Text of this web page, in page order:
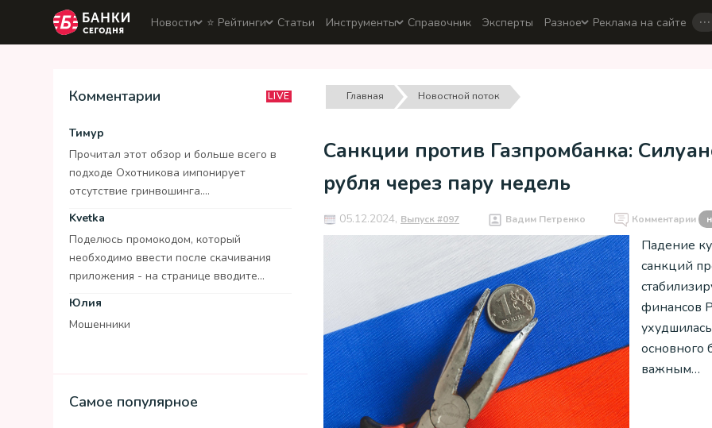
Новости ⭐️ Рейтинги Статьи Инструменты Справочник Эксперты Разное Реклама на сайте …
Комментарии LIVE
Тимур
Прочитал этот обзор и больше всего в
подходе Охотникова импонирует
отсутствие гринвошинга....
Kvetka
Поделюсь промокодом, который
необходимо ввести после скачивания
приложения - на странице вводите...
Юлия
Мошенники
Самое популярное
Главная Новостной поток
Санкции против Газпромбанка:
рубля через пару недель
05.12.2024, Выпуск #097 Вадим Петренко Комментарии
Падение
санкций
финансов
основного
важным…